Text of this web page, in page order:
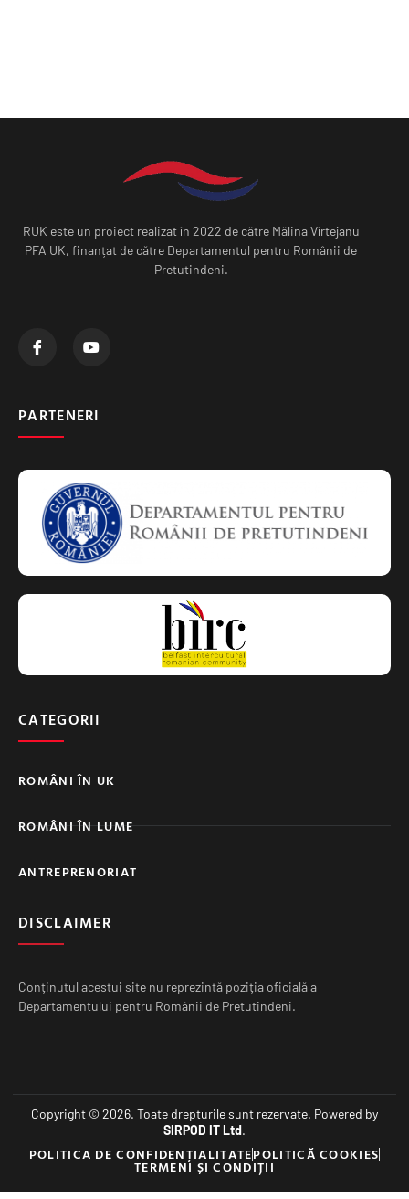
RUK este un proiect realizat în 2022 de către Mălina Vîrtejanu
PFA UK, finanțat de către Departamentul pentru Românii de
Pretutindeni.
PARTENERI
CATEGORII
ROMÂNI ÎN UK
ROMÂNI ÎN LUME
ANTREPRENORIAT
DISCLAIMER
Conținutul acestui site nu reprezintă poziția oficială a
Departamentului pentru Românii de Pretutindeni.
Copyright © 2026. Toate drepturile sunt rezervate. Powered by
SIRPOD IT Ltd.
POLITICA DE CONFIDENȚIALITATEPOLITICĂ COOKIES
TERMENI ȘI CONDIȚII